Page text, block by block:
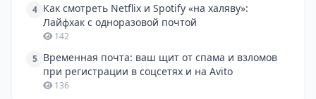
4 Как смотреть Netflix и Spotify «на халяву»:
Лайфхак с одноразовой почтой
142
5 Временная почта: ваш щит от спама и взломов
при регистрации в соцсетях и на Avito
136